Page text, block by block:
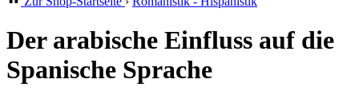
Der arabische Einfluss auf die
Spanische Sprache